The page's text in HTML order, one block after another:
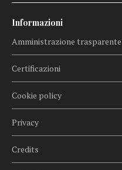
Informazioni
Amministrazione trasparente
Certificazioni
Cookie policy
Privacy
Credits